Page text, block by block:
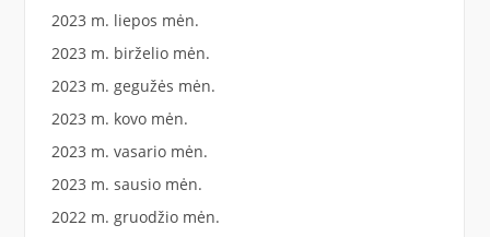
2023 m. liepos mėn.
2023 m. birželio mėn.
2023 m. gegužės mėn.
2023 m. kovo mėn.
2023 m. vasario mėn.
2023 m. sausio mėn.
2022 m. gruodžio mėn.